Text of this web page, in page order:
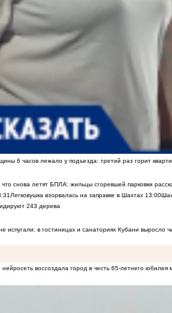
6 часов лежало у подъезда: третий раз горит
снова летят БПЛА: жильцы сгоревшей парковки
Легковушка взорвалась на заправке в Шахтах 13:00
243 дерева
испугали: в гостиницах и санаториях Кубани выросло
воссоздала город в честь 65-летнего юбилея